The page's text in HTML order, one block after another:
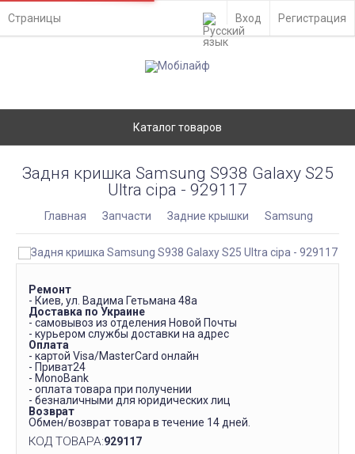
Страницы Вход Регистрация
Каталог товаров
Задня кришка Samsung S938 Galaxy S25
Ultra сіра - 929117
Главная Запчасти Задние крышки Samsung
Ремонт
- Киев, ул. Вадима Гетьмана 48а
Доставка по Украине
- самовывоз из отделения Новой Почты
- курьером службы доставки на адрес
Оплата
- картой Visa/MasterCard онлайн
- Приват24
- MonoBank
- оплата товара при получении
- безналичными для юридических лиц
Возврат
Обмен/возврат товара в течение 14 дней.
КОД ТОВАРА:929117